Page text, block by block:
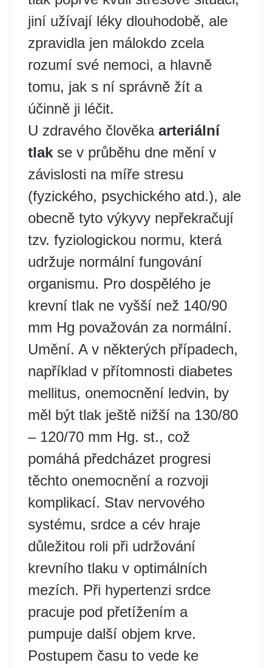
jiní užívají léky dlouhodobě, ale
zpravidla jen málokdo zcela
rozumí své nemoci, a hlavně
tomu, jak s ní správně žít a
účinně ji léčit.
U zdravého člověka arteriální
tlak se v průběhu dne mění v
závislosti na míře stresu
(fyzického, psychického atd.), ale
obecně tyto výkyvy nepřekračují
tzv. fyziologickou normu, která
udržuje normální fungování
organismu. Pro dospělého je
krevní tlak ne vyšší než 140/90
mm Hg považován za normální.
Umění. A v některých případech,
například v přítomnosti diabetes
mellitus, onemocnění ledvin, by
měl být tlak ještě nižší na 130/80
– 120/70 mm Hg. st., což
pomáhá předcházet progresi
těchto onemocnění a rozvoji
komplikací. Stav nervového
systému, srdce a cév hraje
důležitou roli při udržování
krevního tlaku v optimálních
mezích. Při hypertenzi srdce
pracuje pod přetížením a
pumpuje další objem krve.
Postupem času to vede ke